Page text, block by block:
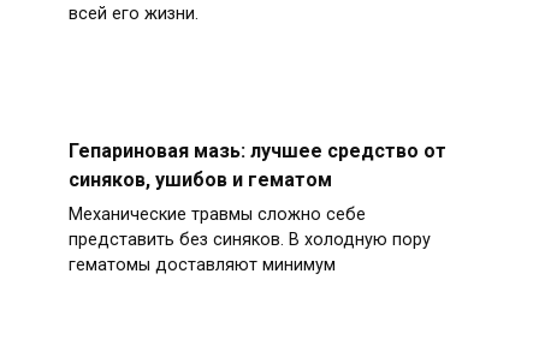
всей его жизни.
Гепариновая мазь: лучшее средство от
синяков, ушибов и гематом
Механические травмы сложно себе
представить без синяков. В холодную пору
гематомы доставляют минимум